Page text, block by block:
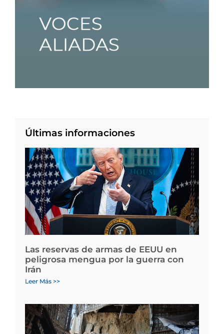
Últimas informaciones
Las reservas de armas de EEUU en
peligrosa mengua por la guerra con
Irán
Leer Más >>